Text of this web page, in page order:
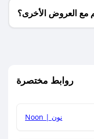
العروض الأخرى؟
روابط مختصرة
Noon | نون